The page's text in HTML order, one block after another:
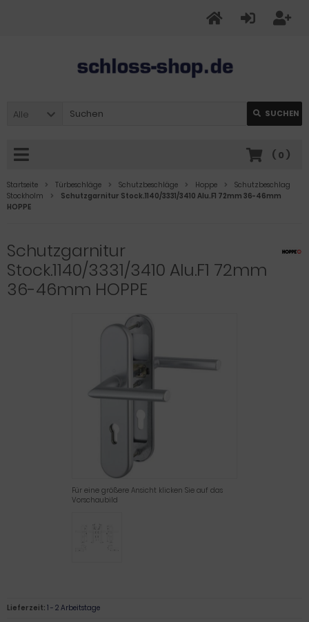
Alle SUCHEN
( 0 )
Startseite Türbeschläge Schutzbeschläge Hoppe
Schutzbeschlag
Stockholm
Schutzgarnitur Stock.1140/3331/3410 Alu.F1 72mm 36-46mm
HOPPE
Schutzgarnitur
Stock.1140/3331/3410 Alu.F1 72mm
36-46mm HOPPE
Für eine größere Ansicht klicken Sie auf das
Vorschaubild
Lieferzeit: 1 - 2 Arbeitstage